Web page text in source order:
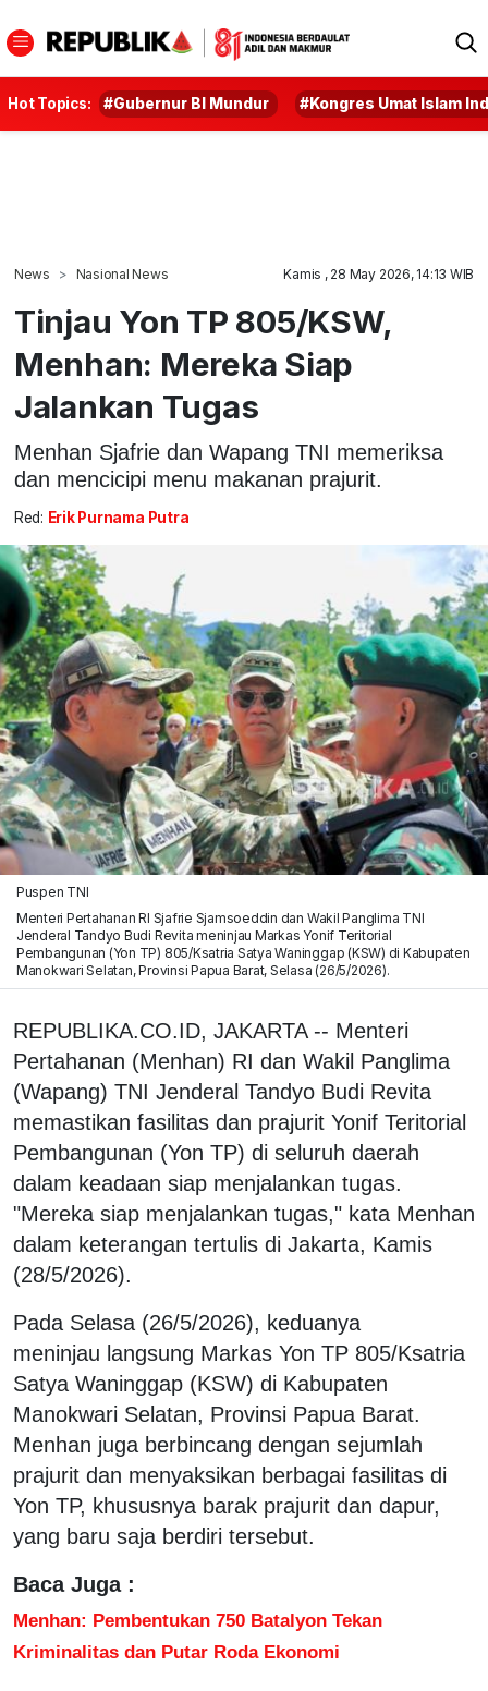
Hot Topics: #Gubernur BI Mundur #Kongres Umat Islam
News Nasional News Kamis , 28 May 2026, 14:13 WIB
Tinjau Yon TP 805/KSW,
Menhan: Mereka Siap
Jalankan Tugas
Menhan Sjafrie dan Wapang TNI memeriksa
dan mencicipi menu makanan prajurit.
Red: Erik Purnama Putra
Puspen TNI
Menteri Pertahanan RI Sjafrie Sjamsoeddin dan Wakil Panglima TNI
Jenderal Tandyo Budi Revita meninjau Markas Yonif Teritorial
Pembangunan (Yon TP) 805/Ksatria Satya Waninggap (KSW) di Kabupaten
Manokwari Selatan, Provinsi Papua Barat, Selasa (26/5/2026).
REPUBLIKA.CO.ID, JAKARTA -- Menteri
Pertahanan (Menhan) RI dan Wakil Panglima
(Wapang) TNI Jenderal Tandyo Budi Revita
memastikan fasilitas dan prajurit Yonif Teritorial
Pembangunan (Yon TP) di seluruh daerah
dalam keadaan siap menjalankan tugas.
"Mereka siap menjalankan tugas," kata Menhan
dalam keterangan tertulis di Jakarta, Kamis
(28/5/2026).
Pada Selasa (26/5/2026), keduanya
meninjau langsung Markas Yon TP 805/Ksatria
Satya Waninggap (KSW) di Kabupaten
Manokwari Selatan, Provinsi Papua Barat.
Menhan juga berbincang dengan sejumlah
prajurit dan menyaksikan berbagai fasilitas di
Yon TP, khususnya barak prajurit dan dapur,
yang baru saja berdiri tersebut.
Baca Juga :
Menhan: Pembentukan 750 Batalyon Tekan
Kriminalitas dan Putar Roda Ekonomi